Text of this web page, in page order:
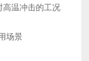
温冲击的工况
场景